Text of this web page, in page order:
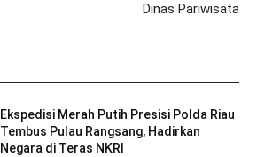
Dinas Pariwisata
Ekspedisi Merah Putih Presisi Polda Riau
Tembus Pulau Rangsang, Hadirkan
Negara di Teras NKRI